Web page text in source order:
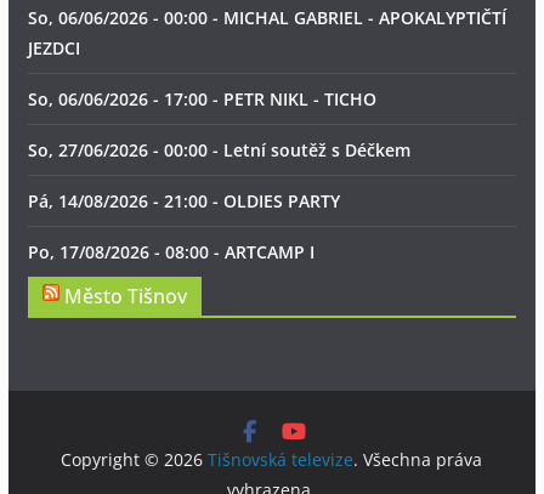
So, 06/06/2026 - 00:00 - MICHAL GABRIEL - APOKALYPTIČTÍ
JEZDCI
So, 06/06/2026 - 17:00 - PETR NIKL - TICHO
So, 27/06/2026 - 00:00 - Letní soutěž s Déčkem
Pá, 14/08/2026 - 21:00 - OLDIES PARTY
Po, 17/08/2026 - 08:00 - ARTCAMP I
Město Tišnov
Copyright © 2026Tišnovská televize. Všechna práva